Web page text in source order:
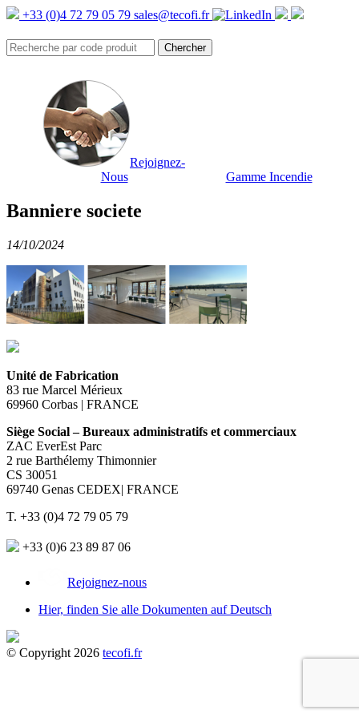
+33 (0)4 72 79 05 79 sales@tecofi.fr
Rejoignez-
Nous
Gamme Incendie
Banniere societe
14/10/2024
Unité de Fabrication
83 rue Marcel Mérieux
69960 Corbas | FRANCE
Siège Social – Bureaux administratifs et commerciaux
ZAC EverEst Parc
2 rue Barthélemy Thimonnier
CS 30051
69740 Genas CEDEX| FRANCE
T. +33 (0)4 72 79 05 79
+33 (0)6 23 89 87 06
Rejoignez-nous
Hier, finden Sie alle Dokumenten auf Deutsch
© Copyright 2026 tecofi.fr